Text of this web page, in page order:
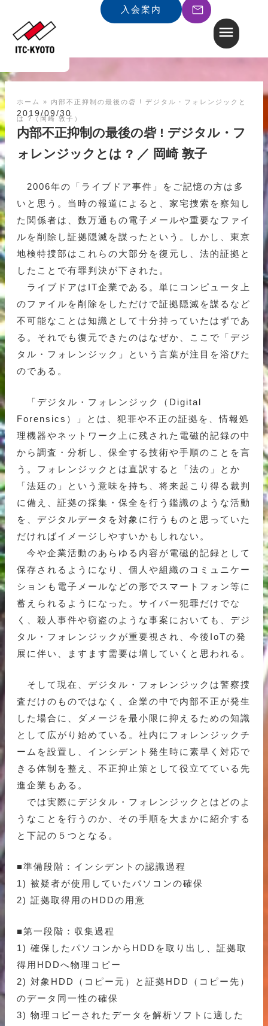
入会案内
ホーム » 内部不正抑制の最後の砦 ! デジタル・フォレンジックと
は ?（岡崎 敦子）
2019/09/30
内部不正抑制の最後の砦 ! デジタル・フ
ォレンジックとは ? ／ 岡崎 敦子
2006年の「ライブドア事件」をご記憶の方は多
いと思う。当時の報道によると、家宅捜索を察知し
た関係者は、数万通もの電子メールや重要なファイ
ルを削除し証拠隠滅を謀ったという。しかし、東京
地検特捜部はこれらの大部分を復元し、法的証拠と
したことで有罪判決が下された。
ライブドアはIT企業である。単にコンピュータ上
のファイルを削除をしただけで証拠隠滅を謀るなど
不可能なことは知識として十分持っていたはずであ
る。それでも復元できたのはなぜか、ここで「デジ
タル・フォレンジック」という言葉が注目を浴びた
のである。
「デジタル・フォレンジック（Digital
Forensics）」とは、犯罪や不正の証拠を、情報処
理機器やネットワーク上に残された電磁的記録の中
から調査・分析し、保全する技術や手順のことを言
う。フォレンジックとは直訳すると「法の」とか
「法廷の」という意味を持ち、将来起こり得る裁判
に備え、証拠の採集・保全を行う鑑識のような活動
を、デジタルデータを対象に行うものと思っていた
だければイメージしやすいかもしれない。
今や企業活動のあらゆる内容が電磁的記録として
保存されるようになり、個人や組織のコミュニケー
ションも電子メールなどの形でスマートフォン等に
蓄えられるようになった。サイバー犯罪だけでな
く、殺人事件や窃盗のような事案においても、デジ
タル・フォレンジックが重要視され、今後IoTの発
展に伴い、ますます需要は増していくと思われる。
そして現在、デジタル・フォレンジックは警察捜
査だけのものではなく、企業の中で内部不正が発生
した場合に、ダメージを最小限に抑えるための知識
として広がり始めている。社内にフォレンジックチ
ームを設置し、インシデント発生時に素早く対応で
きる体制を整え、不正抑止策として役立てている先
進企業もある。
では実際にデジタル・フォレンジックとはどのよ
うなことを行うのか、その手順を大まかに紹介する
と下記の５つとなる。
■準備段階：インシデントの認識過程
1) 被疑者が使用していたパソコンの確保
2) 証拠取得用のHDDの用意
■第一段階：収集過程
1) 確保したパソコンからHDDを取り出し、証拠取
得用HDDへ物理コピー
2) 対象HDD（コピー元）と証拠HDD（コピー先）
のデータ同一性の確保
3) 物理コピーされたデータを解析ソフトに適した